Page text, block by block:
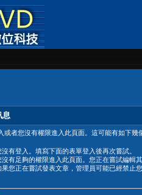
息
或者您沒有權限進入此頁面。這可能有如下幾
沒有登入。填寫下面的表單登入後再次嘗試。
沒有足夠的權限進入此頁面。您正在嘗試編輯
果您正在嘗試發表文章，管理員可能已經禁止